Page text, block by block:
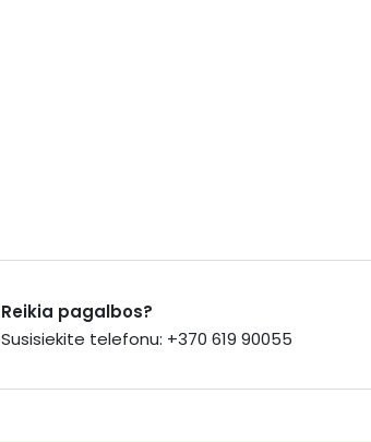
Reikia pagalbos?
Susisiekite telefonu: +370 619 90055